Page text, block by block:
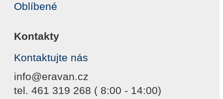
Oblíbené
Kontakty
Kontaktujte nás
info@eravan.cz
tel. 461 319 268 ( 8:00 - 14:00)